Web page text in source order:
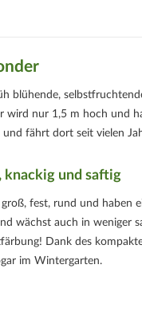
blühende,
nur 1,5 m hoch und
fährt dort seit vielen
knackig und saftig
fest, rund und haben
wächst auch in weniger
Dank des
im Wintergarten.